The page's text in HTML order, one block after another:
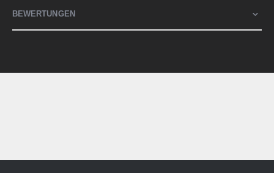
BEWERTUNGEN